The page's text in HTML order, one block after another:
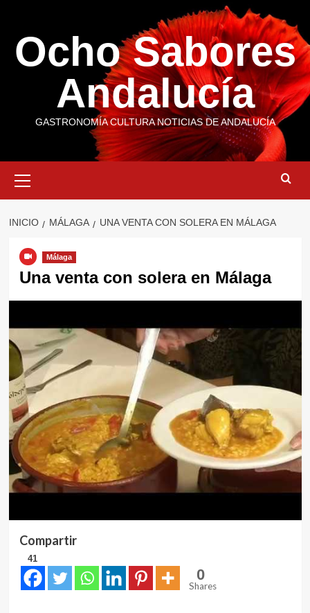
contenido
Ocho Sabores
Andalucía
GASTRONOMÍA CULTURA NOTICIAS DE ANDALUCÍA
primario
INICIO MÁLAGA UNA VENTA CON SOLERA EN MÁLAGA
Málaga
Una venta con solera en Málaga
Compartir
41
0
Shares